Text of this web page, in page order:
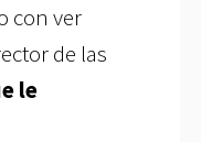
con ver
de las
le